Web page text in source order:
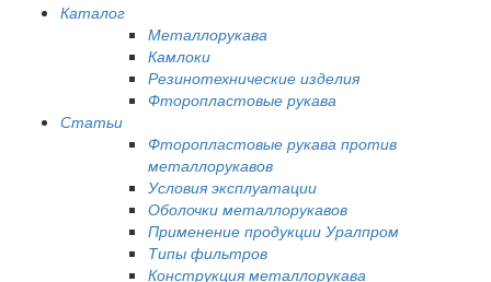
Каталог
Металлорукава
Камлоки
Резинотехнические изделия
Фторопластовые рукава
Статьи
Фторопластовые рукава против
металлорукавов
Условия эксплуатации
Оболочки металлорукавов
Применение продукции Уралпром
Типы фильтров
Конструкция металлорукава